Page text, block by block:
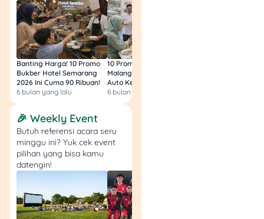
Amazon Music punya lebih
dari 80 juta pengguna
worldwide dan terus
tumbuh dengan solid.
Platform ini punya
keunggulan terintegrasi
sama Alexa dan smart
home devices.
Jadi kamu bisa kontrol
musik cuma dengan
perintah suara. Amazon
Music juga menawarkan
lebih dari 100 juta lagu
Banting Harga! 10 Promo
Bukber Hotel Semarang
2026 Ini Cuma 90 Ribuan!
6 bulan yang lalu
10 Promo Bukber Hotel
Malang 2026: Start 75rb,
Auto Kenyang!
6 bulan yang lalu
🎉 Weekly Event
Butuh referensi acara seru
minggu ini? Yuk cek event
pilihan yang bisa kamu
datengin!